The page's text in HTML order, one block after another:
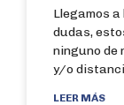
Llegamos
dudas,
ninguno de
y/o
LEER MÁS